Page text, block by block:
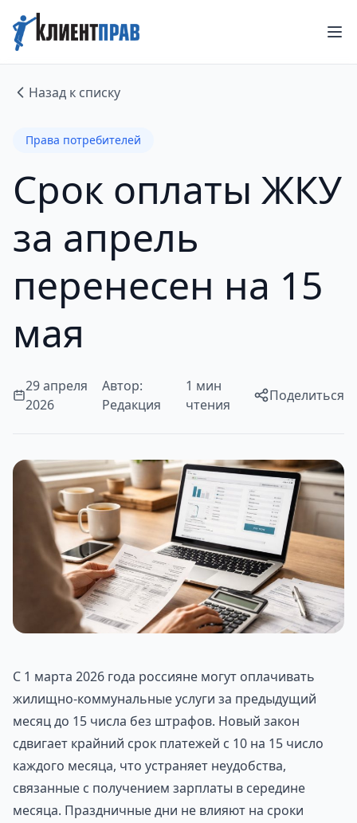
Назад к списку
Права потребителей
Срок оплаты ЖКУ
за апрель
перенесен на 15
мая
29 апреля
2026
Автор:
Редакция
1 мин
чтения
Поделиться
С 1 марта 2026 года россияне могут оплачивать
жилищно-коммунальные услуги за предыдущий
месяц до 15 числа без штрафов. Новый закон
сдвигает крайний срок платежей с 10 на 15 число
каждого месяца, что устраняет неудобства,
связанные с получением зарплаты в середине
месяца. Праздничные дни не влияют на сроки